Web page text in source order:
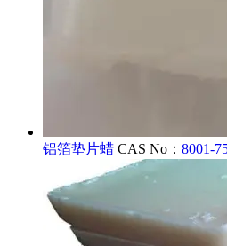
铝箔垫片蜡 CAS No： 8001-